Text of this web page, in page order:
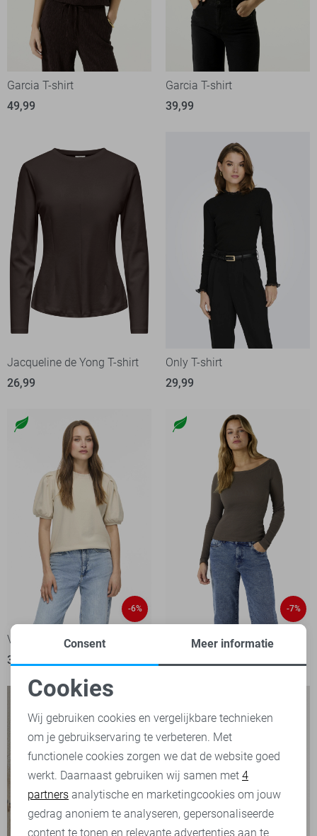
Garcia T-shirt
49,99
Garcia T-shirt
39,99
Jacqueline de Yong T-shirt
26,99
Only T-shirt
29,99
-6%
Vila T-shirt
33,00
-7%
Noisy may T-shirt
Noodzakelijke cookies
Personalisatie cookies
Analytische cookies
Marketing cookies
Consent Meer informatie
Cookies
Wij gebruiken cookies en vergelijkbare technieken
om je gebruikservaring te verbeteren. Met
functionele cookies zorgen we dat de website goed
werkt. Daarnaast gebruiken wij samen met 4
partners analytische en marketingcookies om jouw
gedrag anoniem te analyseren, gepersonaliseerde
content te tonen en relevante advertenties aan te